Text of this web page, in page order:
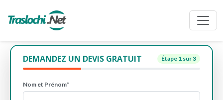
DEMANDEZ UN DEVIS GRATUIT Étape 1 sur 3
Nom et Prénom*